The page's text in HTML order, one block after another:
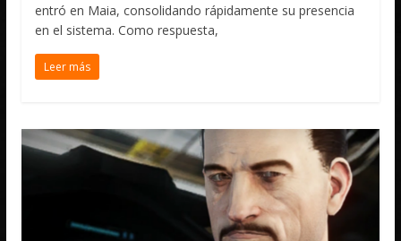
entró en Maia, consolidando rápidamente su presencia
en el sistema. Como respuesta,
Leer más